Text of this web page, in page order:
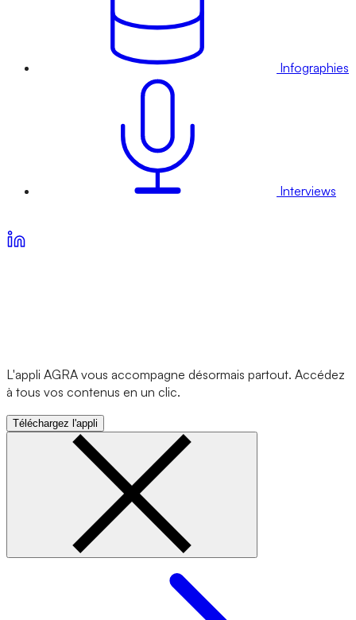
Infographies
Interviews
L'appli AGRA vous accompagne désormais partout. Accédez
à tous vos contenus en un clic.
Téléchargez l'appli